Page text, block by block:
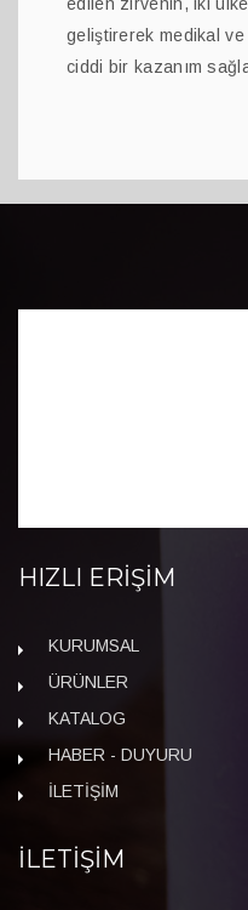
geliştirerek medikal
ciddi bir kazanım
HIZLI ERİŞİM
KURUMSAL
ÜRÜNLER
KATALOG
HABER - DUYURU
İLETİŞİM
İLETİŞİM